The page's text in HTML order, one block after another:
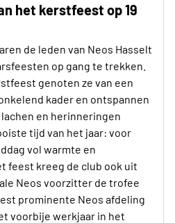
het kerstfeest op 19
de leden van Neos Hasselt
op gang te trekken.
genoten ze van een
kader en ontspannen
en herinneringen
tijd van het jaar: voor
vol warmte en
feest kreeg de club ook uit
Neos voorzitter de trofee
prominente Neos afdeling
voorbije werkjaar in het